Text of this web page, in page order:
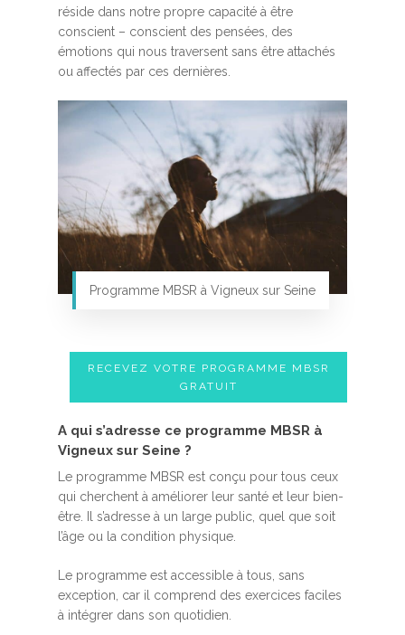
réside dans notre propre capacité à être
conscient – conscient des pensées, des
émotions qui nous traversent sans être attachés
ou affectés par ces dernières.
Programme MBSR à Vigneux sur Seine
RECEVEZ VOTRE PROGRAMME MBSR
GRATUIT
A qui s’adresse ce programme MBSR à
Vigneux sur Seine ?
Le programme MBSR est conçu pour tous ceux
qui cherchent à améliorer leur santé et leur bien-
être. Il s’adresse à un large public, quel que soit
l’âge ou la condition physique.
Le programme est accessible à tous, sans
exception, car il comprend des exercices faciles
à intégrer dans son quotidien.